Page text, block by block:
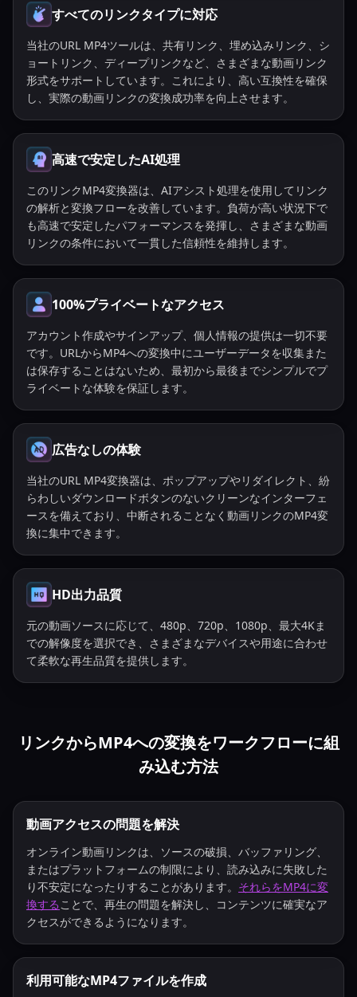
すべてのリンクタイプに対応
当社のURL MP4ツールは、共有リンク、埋め込みリンク、シ
ョートリンク、ディープリンクなど、さまざまな動画リンク
形式をサポートしています。これにより、高い互換性を確保
し、実際の動画リンクの変換成功率を向上させます。
高速で安定したAI処理
このリンクMP4変換器は、AIアシスト処理を使用してリンク
の解析と変換フローを改善しています。負荷が高い状況下で
も高速で安定したパフォーマンスを発揮し、さまざまな動画
リンクの条件において一貫した信頼性を維持します。
100%プライベートなアクセス
アカウント作成やサインアップ、個人情報の提供は一切不要
です。URLからMP4への変換中にユーザーデータを収集また
は保存することはないため、最初から最後までシンプルでプ
ライベートな体験を保証します。
広告なしの体験
当社のURL MP4変換器は、ポップアップやリダイレクト、紛
らわしいダウンロードボタンのないクリーンなインターフェ
ースを備えており、中断されることなく動画リンクのMP4変
換に集中できます。
HD出力品質
元の動画ソースに応じて、480p、720p、1080p、最大4Kま
での解像度を選択でき、さまざまなデバイスや用途に合わせ
て柔軟な再生品質を提供します。
リンクからMP4への変換をワークフローに組
み込む方法
動画アクセスの問題を解決
オンライン動画リンクは、ソースの破損、バッファリング、
またはプラットフォームの制限により、読み込みに失敗した
り不安定になったりすることがあります。 それらをMP4に変
換することで、再生の問題を解決し、コンテンツに確実なア
クセスができるようになります。
利用可能なMP4ファイルを作成